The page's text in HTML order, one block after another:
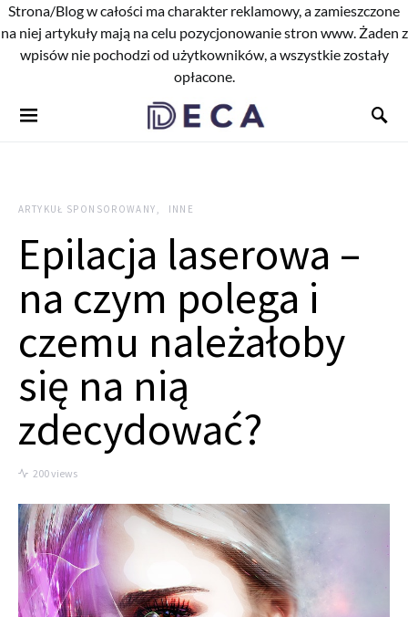
Strona/Blog w całości ma charakter reklamowy, a zamieszczone
na niej artykuły mają na celu pozycjonowanie stron www. Żaden z
wpisów nie pochodzi od użytkowników, a wszystkie zostały
opłacone.
ARTYKUŁ SPONSOROWANY INNE
Epilacja laserowa –
na czym polega i
czemu należałoby
się na nią
zdecydować?
200 views